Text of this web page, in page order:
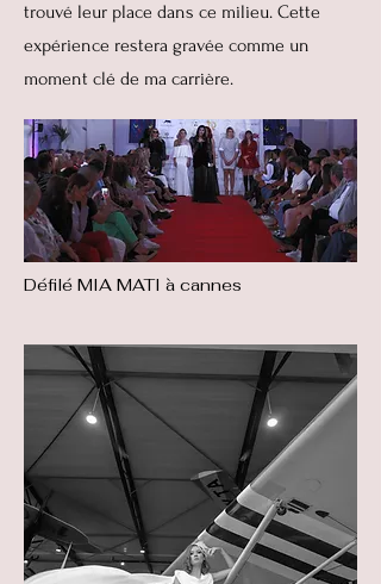
trouvé leur place dans ce milieu. Cette
expérience restera gravée comme un
moment clé de ma carrière.
Défilé MIA MATI à cannes